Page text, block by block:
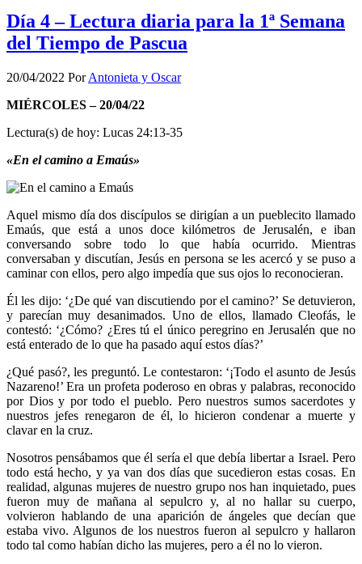
Día 4 – Lectura diaria para la 1ª Semana
del Tiempo de Pascua
20/04/2022 PorAntonieta y Oscar
MIÉRCOLES – 20/04/22
Lectura(s) de hoy: Lucas 24:13-35
«En el camino a Emaús»
Aquel mismo día dos discípulos se dirigían a un pueblecito llamado
Emaús, que está a unos doce kilómetros de Jerusalén, e iban
conversando sobre todo lo que había ocurrido. Mientras
conversaban y discutían, Jesús en persona se les acercó y se puso a
caminar con ellos, pero algo impedía que sus ojos lo reconocieran.
Él les dijo: ‘¿De qué van discutiendo por el camino?’ Se detuvieron,
y parecían muy desanimados. Uno de ellos, llamado Cleofás, le
contestó: ‘¿Cómo? ¿Eres tú el único peregrino en Jerusalén que no
está enterado de lo que ha pasado aquí estos días?’
¿Qué pasó?, les preguntó. Le contestaron: ‘¡Todo el asunto de Jesús
Nazareno!’ Era un profeta poderoso en obras y palabras, reconocido
por Dios y por todo el pueblo. Pero nuestros sumos sacerdotes y
nuestros jefes renegaron de él, lo hicieron condenar a muerte y
clavar en la cruz.
Nosotros pensábamos que él sería el que debía libertar a Israel. Pero
todo está hecho, y ya van dos días que sucedieron estas cosas. En
realidad, algunas mujeres de nuestro grupo nos han inquietado, pues
fueron muy de mañana al sepulcro y, al no hallar su cuerpo,
volvieron hablando de una aparición de ángeles que decían que
estaba vivo. Algunos de los nuestros fueron al sepulcro y hallaron
todo tal como habían dicho las mujeres, pero a él no lo vieron.